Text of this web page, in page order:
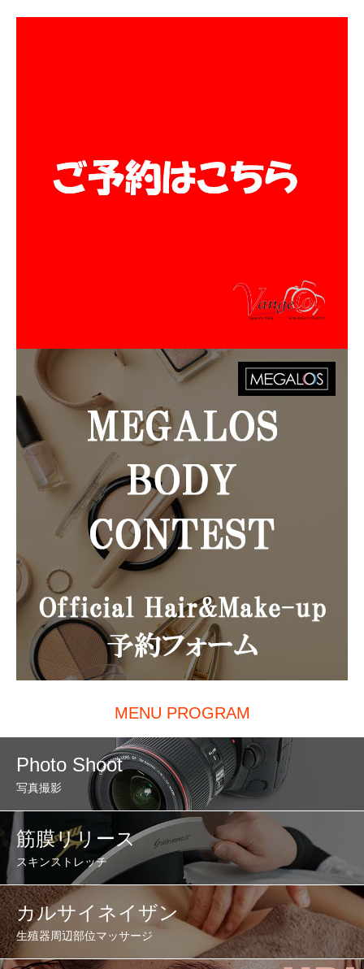
MENU PROGRAM
Photo Shoot
写真撮影
筋膜リリース
スキンストレッチ
カルサイネイザン
生殖器周辺部位マッサージ